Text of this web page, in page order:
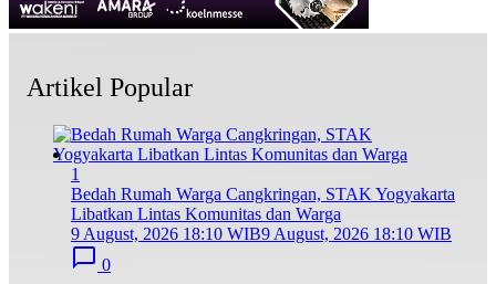
Artikel Popular
1
Bedah Rumah Warga Cangkringan, STAK Yogyakarta
Libatkan Lintas Komunitas dan Warga
9 August, 2026 18:10 WIB9 August, 2026 18:10 WIB
0